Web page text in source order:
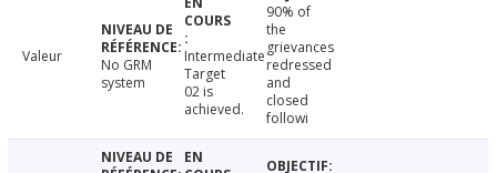
Valeur
No GRM
system
Intermediate
Target
02 is
achieved.
90% of
the
grievances
redressed
and
closed
followi